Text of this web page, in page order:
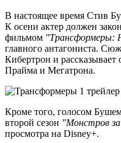
В настоящее время Стив
К осени актер должен
фильмом "Трансформеры:
главного антагониста.
Кибертрон и
Прайма и Мегатрона.
Кроме того, голосом
второй сезон "Монстров
просмотра на Disney+.